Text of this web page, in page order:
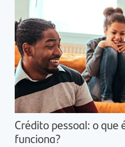
Crédito pessoal: o que
funciona?